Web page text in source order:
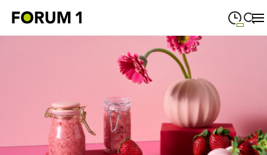
Suche schließen
09:00
Mittwoch
MITTWOCH 09:00
Donnerstag
DONNERSTAG 09:00—19:00